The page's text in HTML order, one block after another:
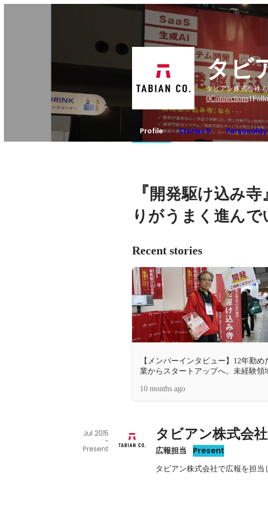
タビ
タビアン株式会社 /
0Connections1
Profile Stories 9 Personality
『開発駆け込み寺
りがうまく進ん
Recent stories
【メンバーインタビュー】12年勤め
業からスタートアップへ。未経験領
楽しさ
10 months ago
タビアン株式会社
広報担当 Present
Jul 2015
-
Present
タビアン株式会社で広報を担当